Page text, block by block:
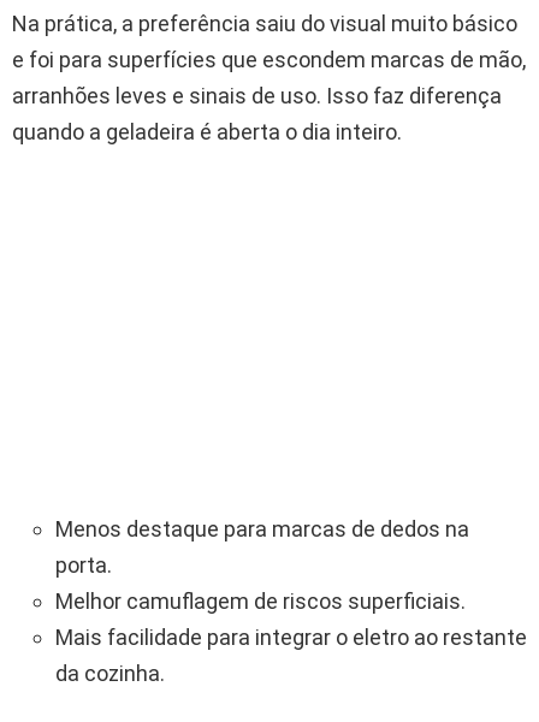
Na prática, a preferência saiu do visual muito básico
e foi para superfícies que escondem marcas de mão,
arranhões leves e sinais de uso. Isso faz diferença
quando a geladeira é aberta o dia inteiro.
Menos destaque para marcas de dedos na
porta.
Melhor camuflagem de riscos superficiais.
Mais facilidade para integrar o eletro ao restante
da cozinha.